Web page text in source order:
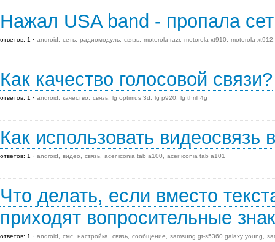
Нажал USA band - пропала
ответов: 1 android сеть радиомодуль связь motorola razr motorola xt910 motorola xt912
Как качество голосовой связи?
ответов: 1 android качество связь lg optimus 3d lg p920 lg thrill 4g
Как использовать видеосвязь
ответов: 1 android видео связь acer iconia tab a100 acer iconia tab a101
Что делать, если вместо
приходят вопросительные
ответов: 1 android смс настройка связь сообщение samsung gt-s5360 galaxy young